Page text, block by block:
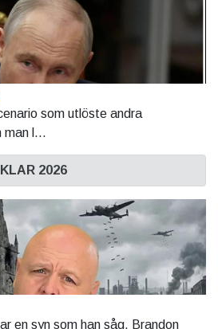
som utlöste andra
man l...
2026
en syn som han såg. Brandon